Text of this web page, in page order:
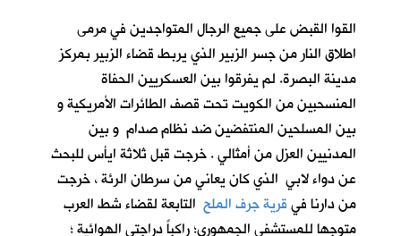
القوا القبض على جميع الرجال المتواجدين في مرمى
اطلاق النار من جسر الزبير الذي يربط قضاء الزبير بمركز
مدينة البصرة. لم يفرقوا بين العسكريين الحفاة
المنسحبين من الكويت تحت قصف الطائرات الأمريكية و
بين المسلحين المنتفضين ضد نظام صدام و بين
المدنيين العزل من أمثالي . خرجت قبل ثلاثة ايأس للبحث
عن دواء لابي الذي كان يعاني من سرطان الرئة ، خرجت
من دارنا فيقرية جرف الملح التابعة لقضاء شط العرب
متوجها للمستشفى الجمهوري؛ راكباً دراجتي الهوائية ؛